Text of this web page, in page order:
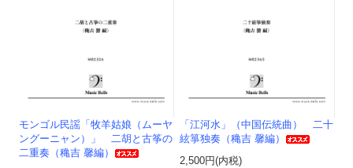
モンゴル民謡「牧羊姑娘（ムーヤ
ングーニャン）」 二胡と古筝の
二重奏（穐吉 馨編）
「江河水」（中国伝統曲） 二十
絃箏独奏（穐吉 馨編）
2,500円(内税)